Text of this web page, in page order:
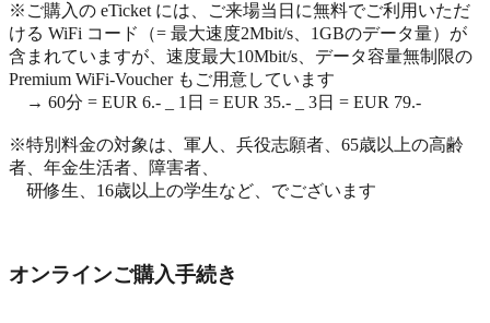
※ご購入の eTicket には、ご来場当日に無料でご利用いただ
ける WiFi コード（= 最大速度2Mbit/s、1GBのデータ量）が
含まれていますが、速度最大10Mbit/s、データ容量無制限の
Premium WiFi-Voucher もご用意しています
→ 60分 = EUR 6.- _ 1日 = EUR 35.- _ 3日 = EUR 79.-
※特別料金の対象は、軍人、兵役志願者、65歳以上の高齢
者、年金生活者、障害者、
研修生、16歳以上の学生など、でございます
オンラインご購入手続き